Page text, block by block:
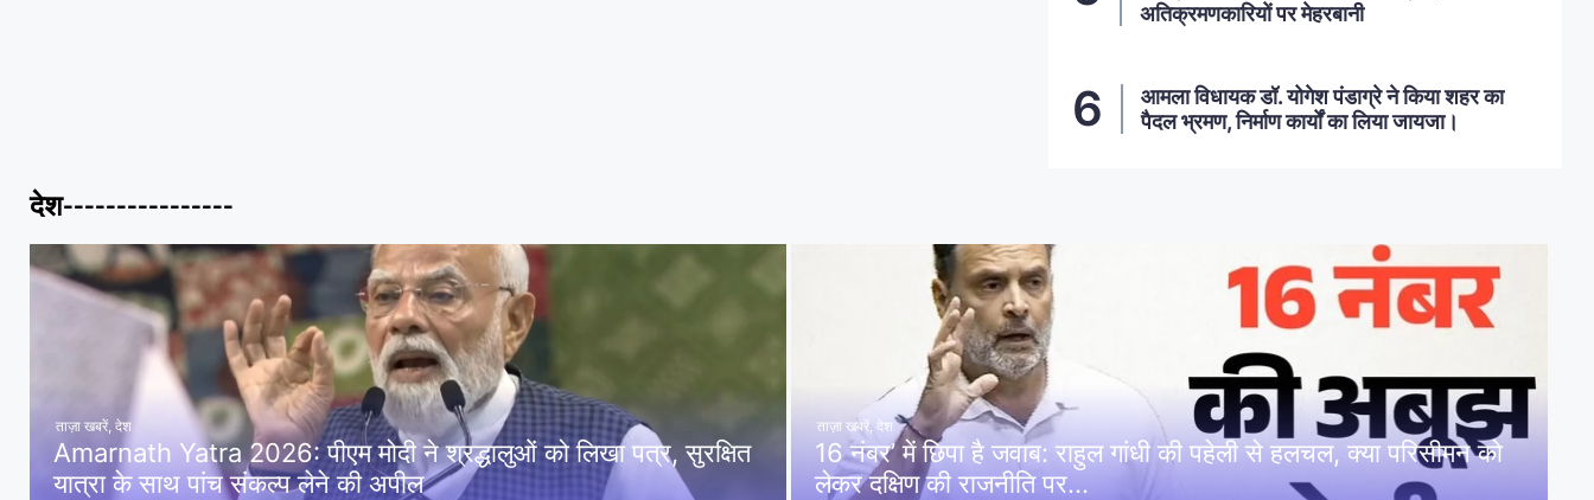
अतिक्रमणकारियों पर मेहरबानी
आमला विधायक डॉ. योगेश पंडाग्रे ने किया शहर का
पैदल भ्रमण, निर्माण कार्यों का लिया जायजा।
देश----------------
ताज़ा खबरें देश
Amarnath Yatra 2026: पीएम मोदी ने श्रद्धालुओं को लिखा पत्र, सुरक्षित
यात्रा के साथ पांच संकल्प लेने की अपील
ताज़ा खबरें देश
16 नंबर’ में छिपा है जवाब: राहुल गांधी की पहेली से हलचल, क्या परिसीमन को
लेकर दक्षिण की राजनीति पर…